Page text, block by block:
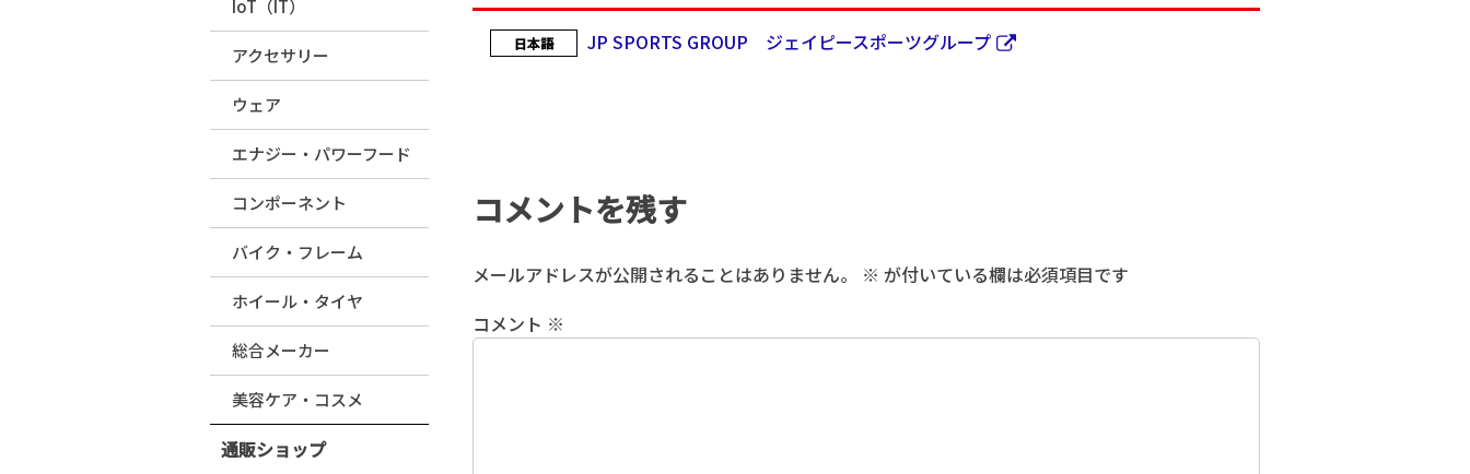
日本語 JP SPORTS GROUP ジェイピースポーツグループ
コメントを残す
メールアドレスが公開されることはありません。 ※ が付いている欄は必須項目です
コメント ※
IoT（IT）
アクセサリー
ウェア
エナジー・パワーフード
コンポーネント
バイク・フレーム
ホイール・タイヤ
総合メーカー
美容ケア・コスメ
通販ショップ